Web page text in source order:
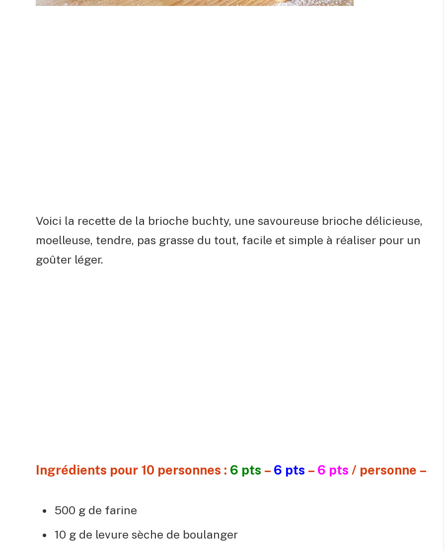
Voici la recette de la brioche buchty, une savoureuse brioche délicieuse,
moelleuse, tendre, pas grasse du tout, facile et simple à réaliser pour un
goûter léger.
Ingrédients pour 10 personnes : 6 pts – 6 pts – 6 pts / personne –
500 g de farine
10 g de levure sèche de boulanger